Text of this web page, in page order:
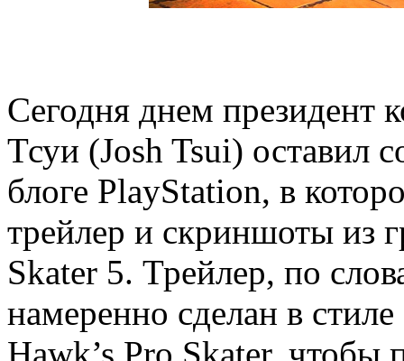
Сегодня днем
Тсуи (Josh Tsui) оставил
блоге PlayStation, в
трейлер и скриншоты из
Skater 5. Трейлер, по
намеренно сделан в